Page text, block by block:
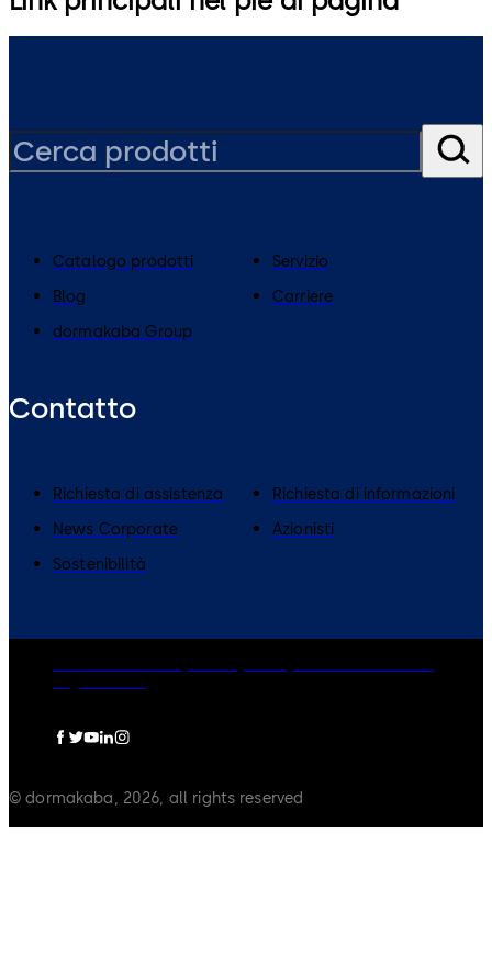
Catalogo prodotti
Servizio
Blog
Carriere
dormakaba Group
Contatto
​Richiesta di assistenza
Richiesta di informazioni
News Corporate
Azionisti
Sostenibilità
© dormakaba, 2026, all rights reserved